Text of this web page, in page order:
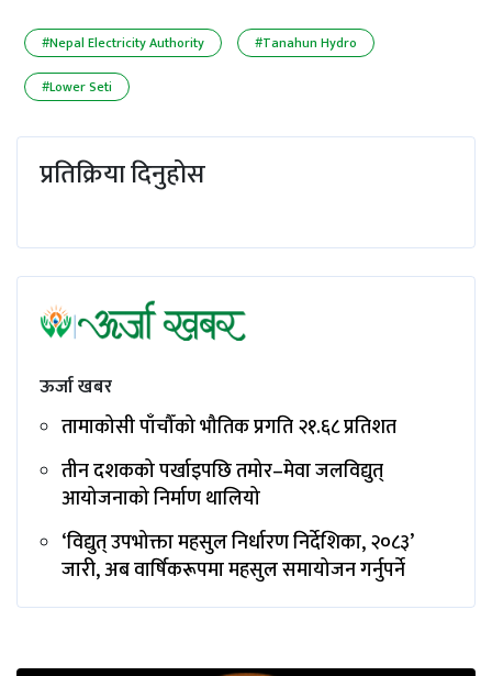
#Nepal Electricity Authority
#Tanahun Hydro
#Lower Seti
प्रतिक्रिया दिनुहोस
ऊर्जा खबर
तामाकोसी पाँचौँको भौतिक प्रगति २१.६८ प्रतिशत
तीन दशकको पर्खाइपछि तमोर–मेवा जलविद्युत्
आयोजनाको निर्माण थालियो
‘विद्युत् उपभोक्ता महसुल निर्धारण निर्देशिका, २०८३’
जारी, अब वार्षिकरूपमा महसुल समायोजन गर्नुपर्ने